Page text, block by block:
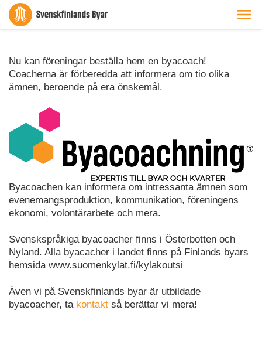
Nu kan föreningar beställa hem en byacoach!
Coacherna är förberedda att informera om tio olika
ämnen, beroende på era önskemål.
Byacoachen kan informera om intressanta ämnen som
evenemangsproduktion, kommunikation, föreningens
ekonomi, volontärarbete och mera.
Svenskspråkiga byacoacher finns i Österbotten och
Nyland. Alla byacacher i landet finns på Finlands byars
hemsida www.suomenkylat.fi/kylakoutsi
Även vi på Svenskfinlands byar är utbildade
byacoacher, ta kontakt så berättar vi mera!